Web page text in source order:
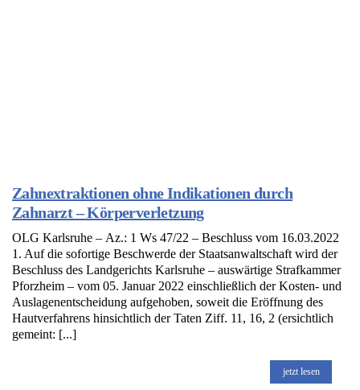
Zahnextraktionen ohne Indikationen durch
Zahnarzt – Körperverletzung
OLG Karlsruhe – Az.: 1 Ws 47/22 – Beschluss vom 16.03.2022
1. Auf die sofortige Beschwerde der Staatsanwaltschaft wird der
Beschluss des Landgerichts Karlsruhe – auswärtige Strafkammer
Pforzheim – vom 05. Januar 2022 einschließlich der Kosten- und
Auslagenentscheidung aufgehoben, soweit die Eröffnung des
Hautverfahrens hinsichtlich der Taten Ziff. 11, 16, 2 (ersichtlich
gemeint: [...]
jetzt lesen